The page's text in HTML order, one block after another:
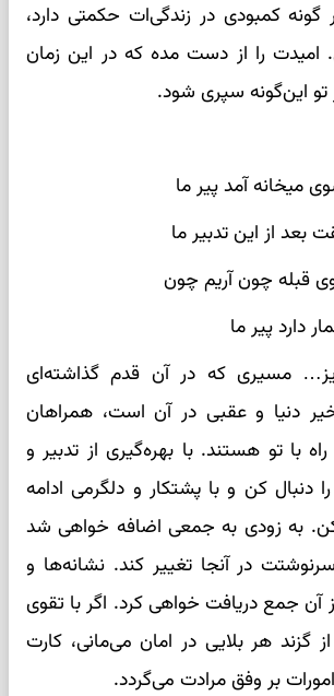
کمبودی در زندگی‌ات حکمتی دارد،
را از دست مده که در این زمان
این‌گونه سپری شود.
آمد پیر ما
بعد از این تدبیر ما
قبله چون آریم چون
دارد پیر ما
مسیری که در آن قدم گذاشته‌ای
دنیا و عقبی در آن است، همراهان
با تو هستند. با بهره‌گیری از تدبیر و
دنبال کن و با پشتکار و دلگرمی ادامه
به زودی به جمعی اضافه خواهی شد
در آنجا تغییر کند. نشانه‌ها و
جمع دریافت خواهی کرد. اگر با تقوی
گزند هر بلایی در امان می‌مانی، کارت
بر وفق مرادت می‌گردد.